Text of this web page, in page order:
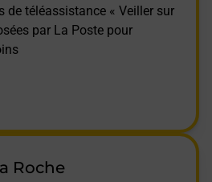
de téléassistance « Veiller sur
par La Poste pour
Roche